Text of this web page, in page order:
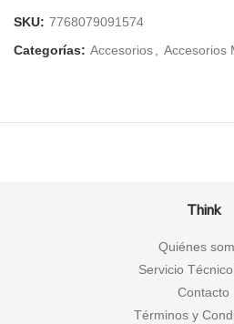
SKU: 7768079091574
Categorías: Accesorios Accesorios
Think
Quiénes
Servicio
Contacto
Términos y